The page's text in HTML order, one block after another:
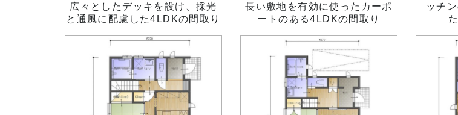
広々としたデッキを設け、採光
と通風に配慮した4LDKの間取り
長い敷地を有効に使ったカーポ
ートのある4LDKの間取り
ッチ